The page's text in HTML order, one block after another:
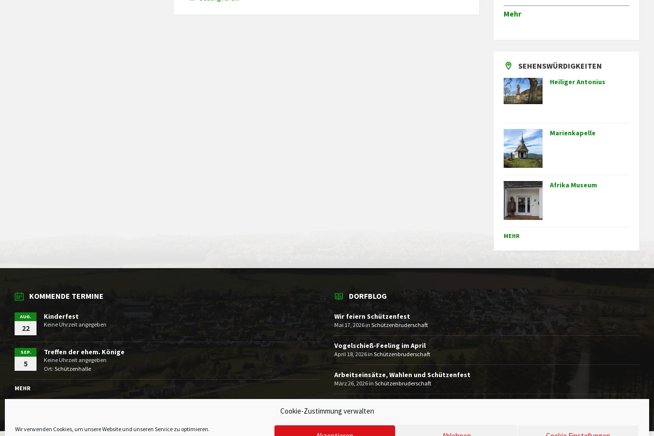
Cookie-Zustimmung verwalten
Wir verwenden Cookies, um unsere Website und unseren Service zu optimieren.
Mehr
SEHENSWÜRDIGKEITEN
Heiliger Antonius
Marienkapelle
Afrika Museum
MEHR
KOMMENDE TERMINE
AUG.
22
Kinderfest
Keine Uhrzeit angegeben
SEP.
5
Treffen der ehem. Könige
Keine Uhrzeit angegeben
Ort: Schützenhalle
MEHR
DORFBLOG
Wir feiern Schützenfest
Mai 17, 2026in Schützenbruderschaft
Vogelschieß-Feeling im April
April 18, 2026in Schützenbruderschaft
Arbeitseinsätze, Wahlen und Schützenfest
März 26, 2026in Schützenbruderschaft